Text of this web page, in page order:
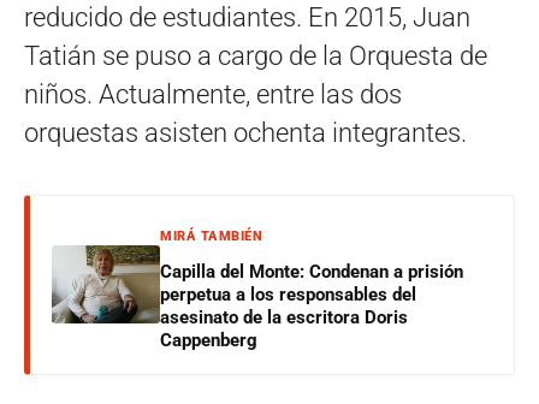
reducido de estudiantes. En 2015, Juan
Tatián se puso a cargo de la Orquesta de
niños. Actualmente, entre las dos
orquestas asisten ochenta integrantes.
MIRÁ TAMBIÉN
Capilla del Monte: Condenan a prisión
perpetua a los responsables del
asesinato de la escritora Doris
Cappenberg